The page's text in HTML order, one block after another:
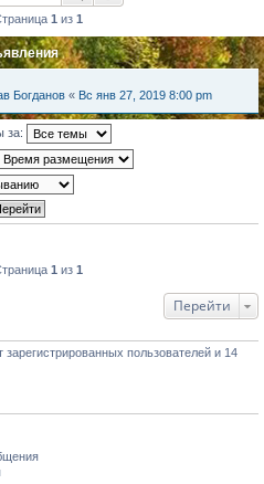
1 из 1
Богданов « Вс янв 27, 2019 8:00 pm
за:
1 из 1
Перейти
пользователей и 14